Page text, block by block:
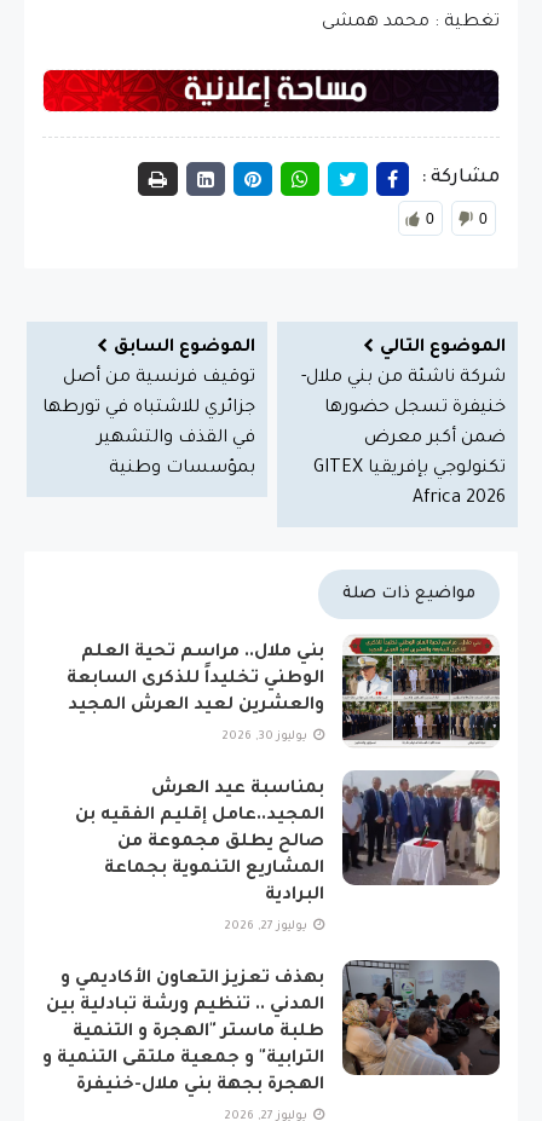
تغطية : محمد همشى
مشاركة :
0 0
الموضوع التالي
شركة ناشئة من بني ملال-
خنيفرة تسجل حضورها
ضمن أكبر معرض
تكنولوجي بإفريقيا GITEX
Africa 2026
الموضوع السابق
توقيف فرنسية من أصل
جزائري للاشتباه في تورطها
في القذف والتشهير
بمؤسسات وطنية
مواضيع ذات صلة
بني ملال.. مراسم تحية العلم
الوطني تخليداً للذكرى السابعة
والعشرين لعيد العرش المجيد
يوليوز 30, 2026
بمناسبة عيد العرش
المجيد..عامل إقليم الفقيه بن
صالح يطلق مجموعة من
المشاريع التنموية بجماعة
البرادية
يوليوز 27, 2026
بهذف تعزيز التعاون الأكاديمي و
المدني .. تنظيم ورشة تبادلية بين
طلبة ماستر "الهجرة و التنمية
الترابية" و جمعية ملتقى التنمية و
الهجرة بجهة بني ملال-خنيفرة
يوليوز 27, 2026